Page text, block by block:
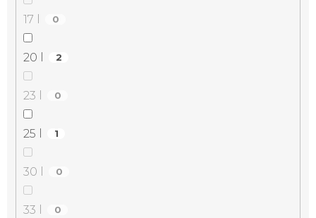
17 l 0
20 l 2
23 l 0
25 l 1
30 l 0
33 l 0